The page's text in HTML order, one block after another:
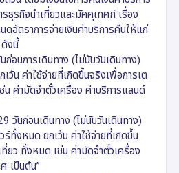
ธุรกิจนำเที่ยวและมัคคุเทศก์ เรื่อง
ดอัตราการจ่ายเงินค่าบริการคืนให้แก่
งนี้
ก่อนการเดินทาง (ไม่นับวันเดินทาง)
ว้น ค่าใช้จ่ายที่เกิดขึ้นจริงเพื่อการเต
น ค่ามัดจำตั๋วเครื่อง ค่าบริการแลนด์
วันก่อนเดินทาง (ไม่นับวันเดินทาง)
ร์ทั้งหมด ยกเว้น ค่าใช้จ่ายที่เกิดขึ้น
ยว ทั้งหมด เช่น ค่ามัดจำตั๋วเครื่อง
เป็นต้น”